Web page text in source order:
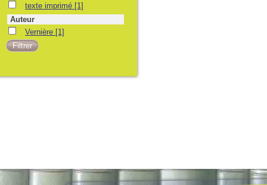
texte imprimé [1]
Auteur
Vernière [1]